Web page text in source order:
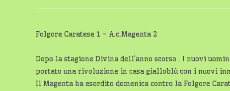
lettura:
Folgore Caratese 1 – A.c.Magenta 2
Dopo la stagione Divina dell’anno scorso . I nuovi
portato una rivoluzione in casa gialloblù con i nuovi
Il Magenta ha esordito domenica contro la Folgore